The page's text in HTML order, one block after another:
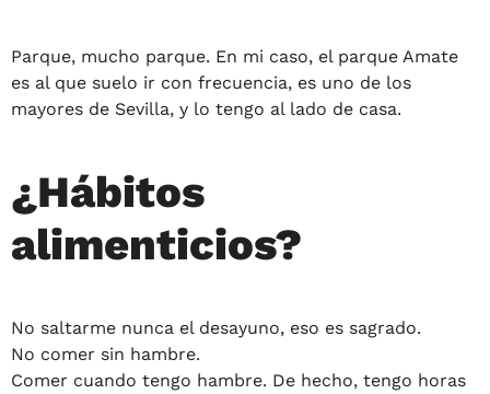
Parque, mucho parque. En mi caso, el parque Amate
es al que suelo ir con frecuencia, es uno de los
mayores de Sevilla, y lo tengo al lado de casa.
¿Hábitos
alimenticios?
No saltarme nunca el desayuno, eso es sagrado.
No comer sin hambre.
Comer cuando tengo hambre. De hecho, tengo horas